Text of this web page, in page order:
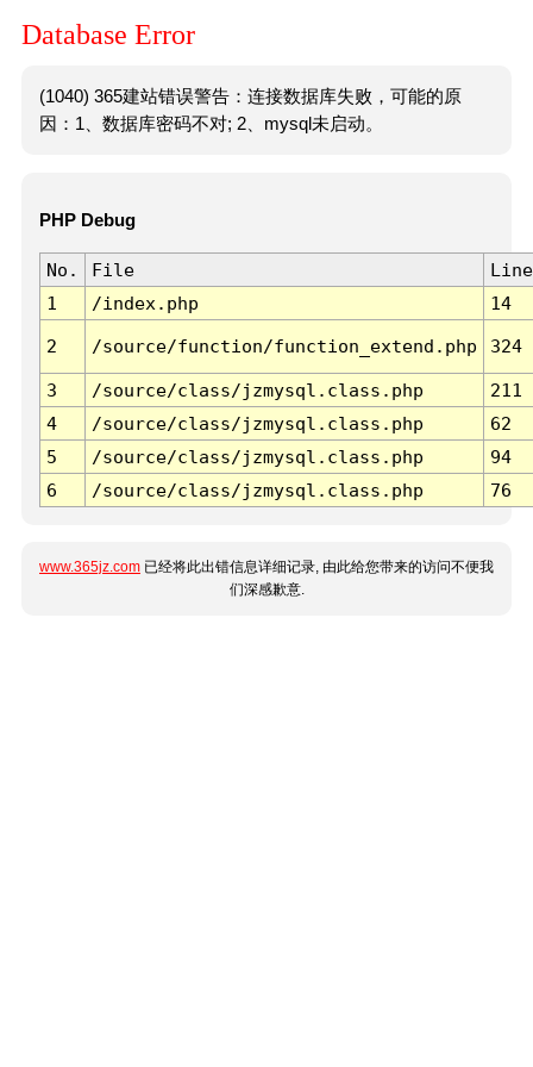
Database Error
(1040) 365建站错误警告：连接数据库失败，可能的原
因：1、数据库密码不对; 2、mysql未启动。
PHP Debug
No. File
Line
1
/index.php 14
2 /source/function/function_extend.php 324
3 /source/class/jzmysql.class.php
211
4
/source/class/jzmysql.class.php
62
5
/source/class/jzmysql.class.php
94
6
/source/class/jzmysql.class.php 76
www.365jz.com 已经将此出错信息详细记录, 由此给您带来的访问不便我
们深感歉意.